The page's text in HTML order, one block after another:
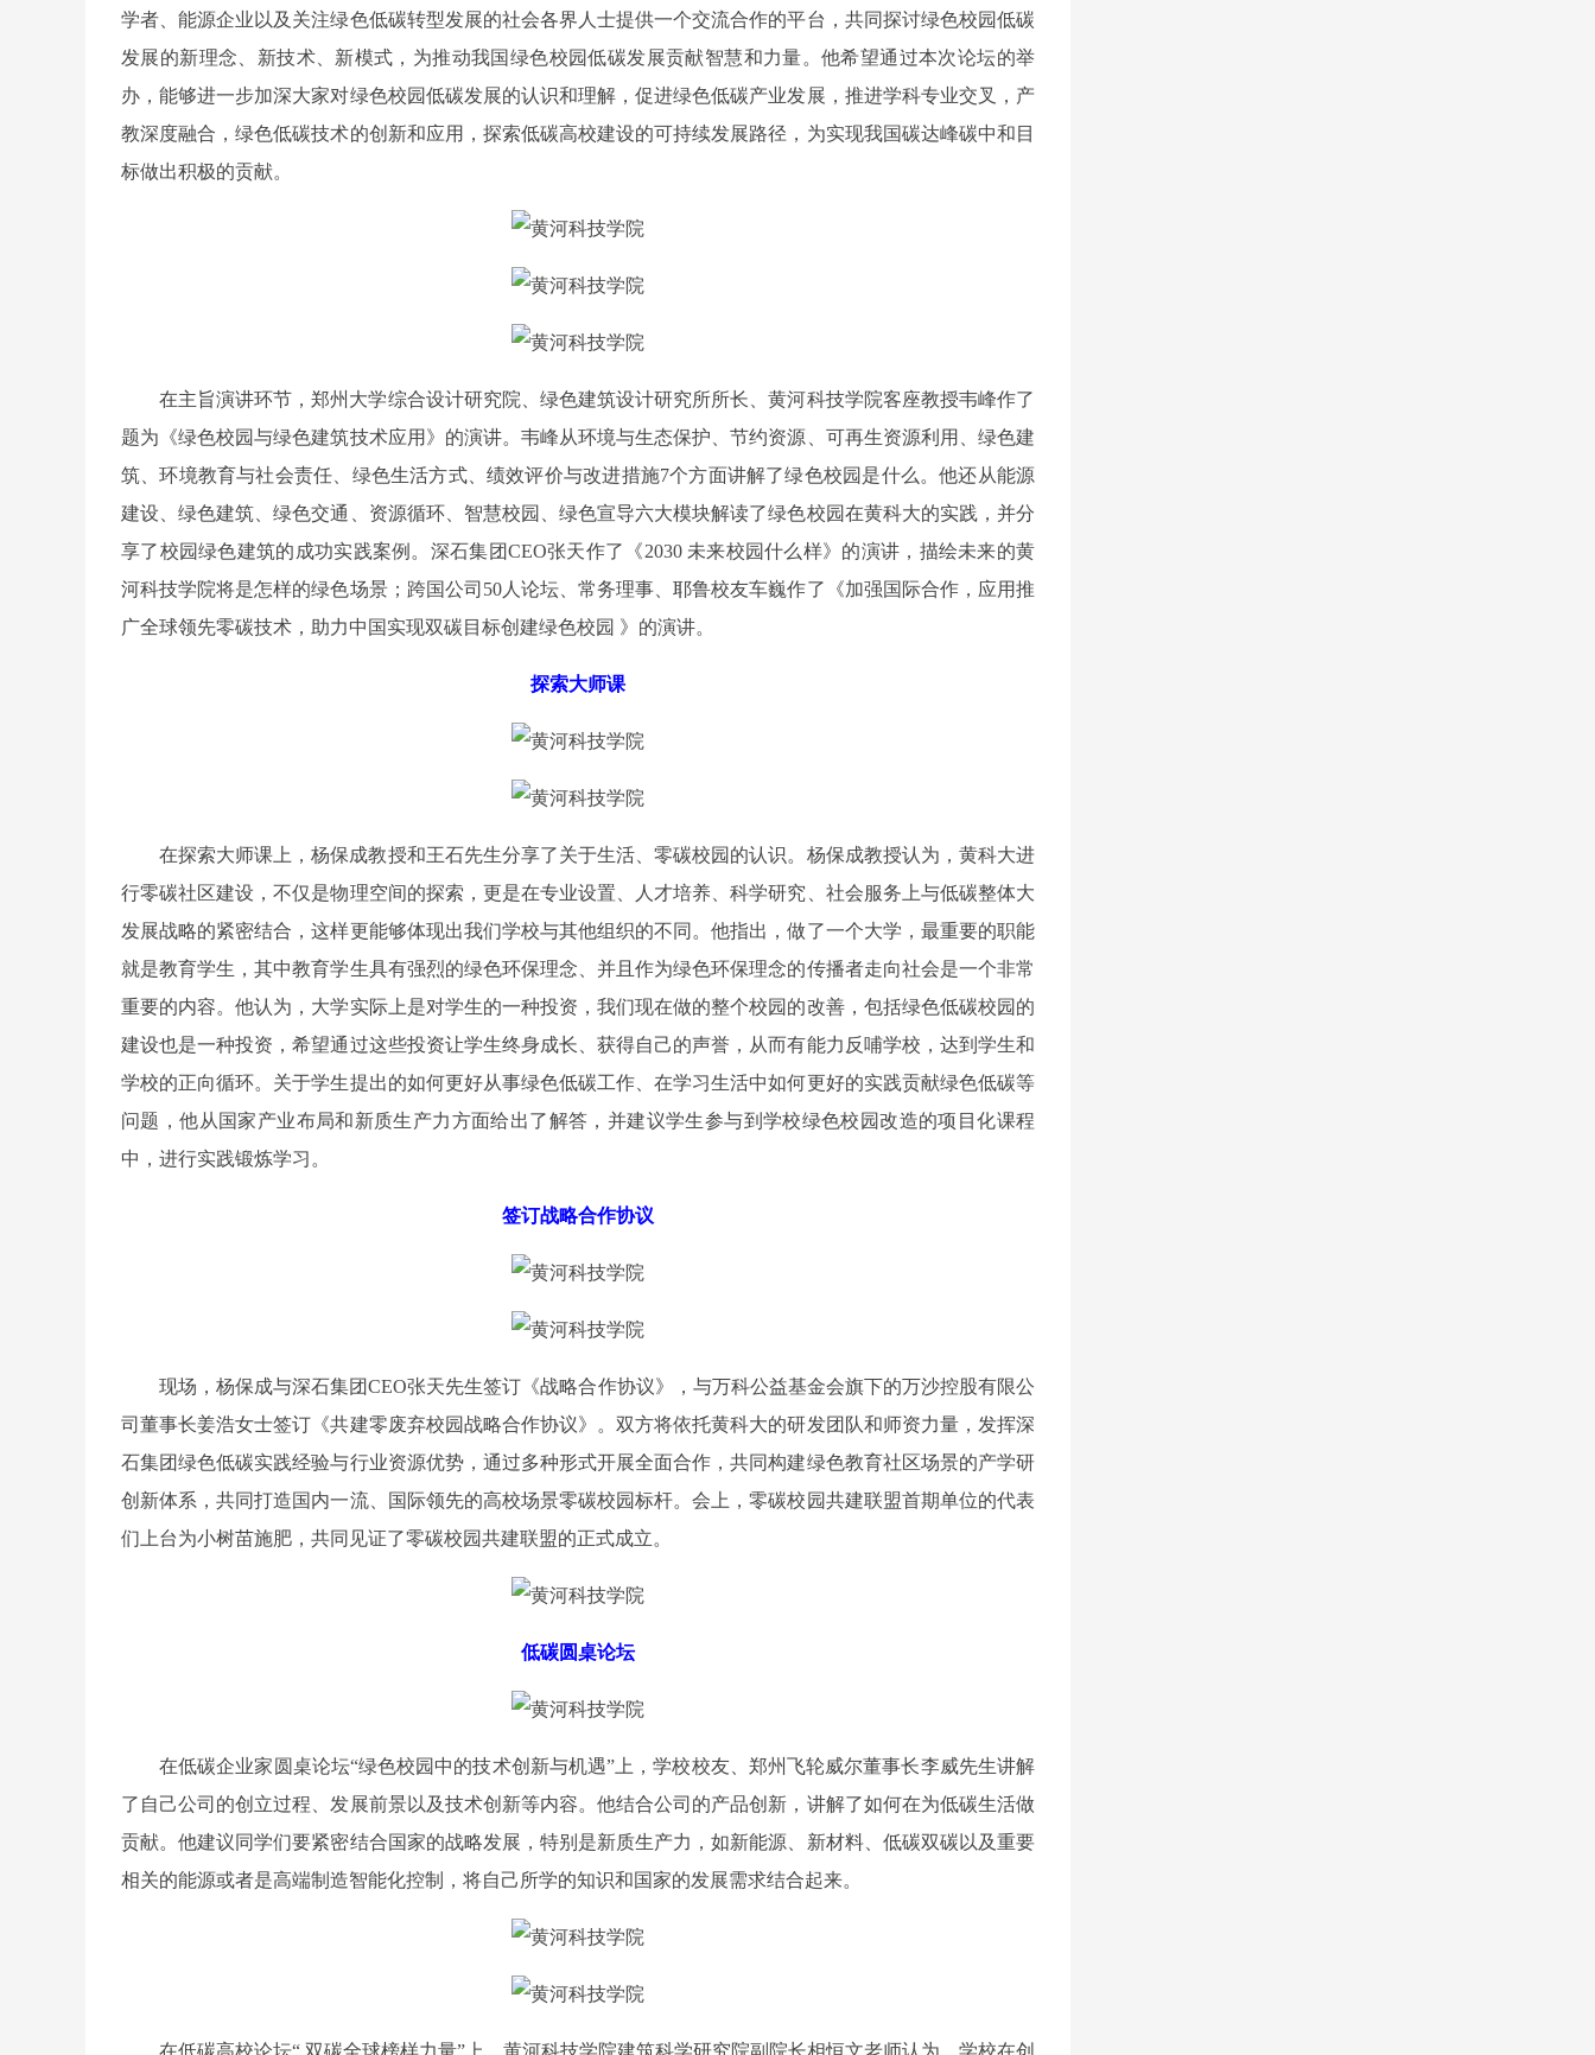
学者、能源企业以及关注绿色低碳转型发展的社会各界人士提供一个交流合作的平台，共同探讨绿色校园低碳
发展的新理念、新技术、新模式，为推动我国绿色校园低碳发展贡献智慧和力量。他希望通过本次论坛的举
办，能够进一步加深大家对绿色校园低碳发展的认识和理解，促进绿色低碳产业发展，推进学科专业交叉，产
教深度融合，绿色低碳技术的创新和应用，探索低碳高校建设的可持续发展路径，为实现我国碳达峰碳中和目
标做出积极的贡献。
在主旨演讲环节，郑州大学综合设计研究院、绿色建筑设计研究所所长、黄河科技学院客座教授韦峰作了
题为《绿色校园与绿色建筑技术应用》的演讲。韦峰从环境与生态保护、节约资源、可再生资源利用、绿色建
筑、环境教育与社会责任、绿色生活方式、绩效评价与改进措施7个方面讲解了绿色校园是什么。他还从能源
建设、绿色建筑、绿色交通、资源循环、智慧校园、绿色宣导六大模块解读了绿色校园在黄科大的实践，并分
享了校园绿色建筑的成功实践案例。深石集团CEO张天作了《2030 未来校园什么样》的演讲，描绘未来的黄
河科技学院将是怎样的绿色场景；跨国公司50人论坛、常务理事、耶鲁校友车巍作了《加强国际合作，应用推
广全球领先零碳技术，助力中国实现双碳目标创建绿色校园 》的演讲。
探索大师课
在探索大师课上，杨保成教授和王石先生分享了关于生活、零碳校园的认识。杨保成教授认为，黄科大进
行零碳社区建设，不仅是物理空间的探索，更是在专业设置、人才培养、科学研究、社会服务上与低碳整体大
发展战略的紧密结合，这样更能够体现出我们学校与其他组织的不同。他指出，做了一个大学，最重要的职能
就是教育学生，其中教育学生具有强烈的绿色环保理念、并且作为绿色环保理念的传播者走向社会是一个非常
重要的内容。他认为，大学实际上是对学生的一种投资，我们现在做的整个校园的改善，包括绿色低碳校园的
建设也是一种投资，希望通过这些投资让学生终身成长、获得自己的声誉，从而有能力反哺学校，达到学生和
学校的正向循环。关于学生提出的如何更好从事绿色低碳工作、在学习生活中如何更好的实践贡献绿色低碳等
问题，他从国家产业布局和新质生产力方面给出了解答，并建议学生参与到学校绿色校园改造的项目化课程
中，进行实践锻炼学习。
签订战略合作协议
现场，杨保成与深石集团CEO张天先生签订《战略合作协议》，与万科公益基金会旗下的万沙控股有限公
司董事长姜浩女士签订《共建零废弃校园战略合作协议》。双方将依托黄科大的研发团队和师资力量，发挥深
石集团绿色低碳实践经验与行业资源优势，通过多种形式开展全面合作，共同构建绿色教育社区场景的产学研
创新体系，共同打造国内一流、国际领先的高校场景零碳校园标杆。会上，零碳校园共建联盟首期单位的代表
们上台为小树苗施肥，共同见证了零碳校园共建联盟的正式成立。
低碳圆桌论坛
在低碳企业家圆桌论坛“绿色校园中的技术创新与机遇”上，学校校友、郑州飞轮威尔董事长李威先生讲解
了自己公司的创立过程、发展前景以及技术创新等内容。他结合公司的产品创新，讲解了如何在为低碳生活做
贡献。他建议同学们要紧密结合国家的战略发展，特别是新质生产力，如新能源、新材料、低碳双碳以及重要
相关的能源或者是高端制造智能化控制，将自己所学的知识和国家的发展需求结合起来。
在低碳高校论坛“ 双碳全球榜样力量”上，黄河科技学院建筑科学研究院副院长相恒文老师认为，学校在创